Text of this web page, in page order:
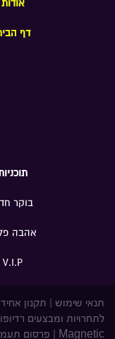
אודות
דף
בוקר
אהבה
V.I.P
תנאי שימוש
תקנון אחיד
לתחרויות ומבצעים
Magnetic
פרסום